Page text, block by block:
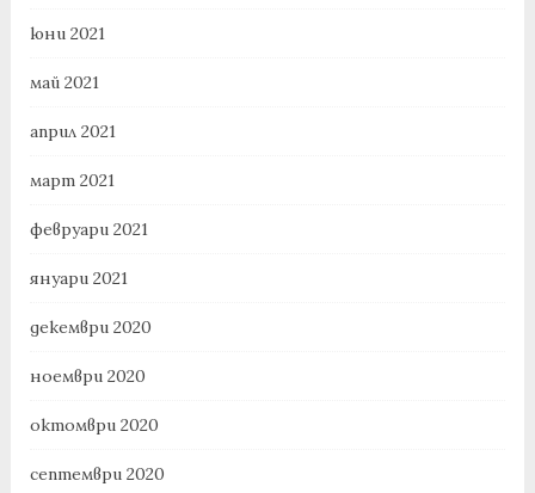
юни 2021
май 2021
април 2021
март 2021
февруари 2021
януари 2021
декември 2020
ноември 2020
октомври 2020
септември 2020